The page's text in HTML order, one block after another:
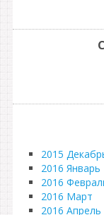
2015
2016 Январь
2016
2016 Март
2016 Апрель